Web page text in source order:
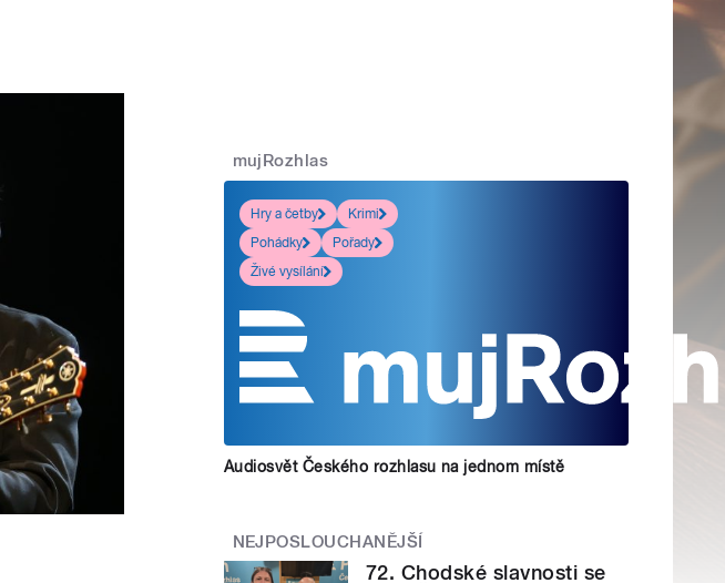
mujRozhlas
Hry a četby
Krimi
Pohádky
Pořady
Živé vysílání
Audiosvět Českého rozhlasu na jednom místě
NEJPOSLOUCHANĚJŠÍ
72. Chodské slavnosti se